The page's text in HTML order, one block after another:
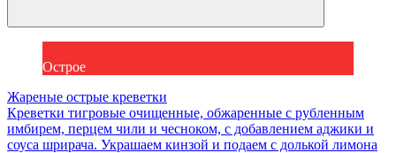
Острое
Жареные острые креветки
Креветки тигровые очищенные, обжаренные с рубленным
имбирем, перцем чили и чесноком, с добавлением аджики и
соуса шрирача. Украшаем кинзой и подаем с долькой лимона